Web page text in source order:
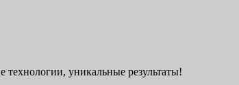
уникальные результаты!